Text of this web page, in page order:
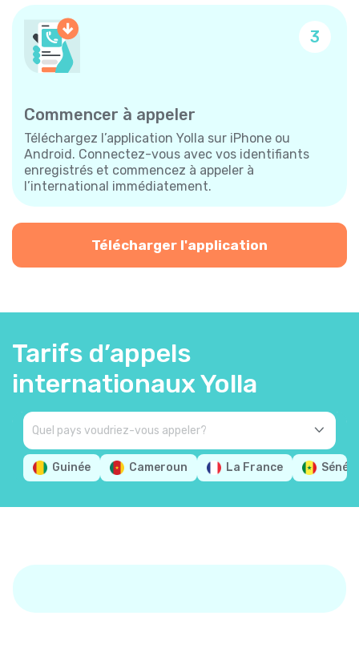
3
Commencer à appeler
Téléchargez l’application Yolla sur iPhone ou
Android. Connectez-vous avec vos identifiants
enregistrés et commencez à appeler à
l’international immédiatement.
Télécharger l'application
Tarifs d’appels
internationaux Yolla
Guinée Cameroun La France